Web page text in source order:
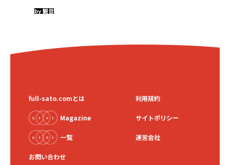
by 観音
full-sato.comとは
Magazine
一覧
お問い合わせ
利用規約
サイトポリシー
運営会社